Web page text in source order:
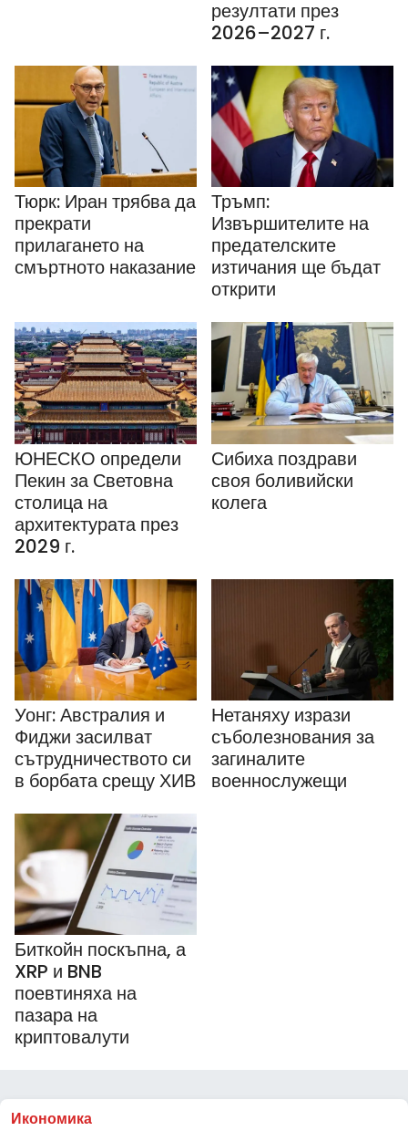
резултати през
2026–2027 г.
Тюрк: Иран трябва да
прекрати
прилагането на
смъртното наказание
Тръмп:
Извършителите на
предателските
изтичания ще бъдат
открити
ЮНЕСКО определи
Пекин за Световна
столица на
архитектурата през
2029 г.
Сибиха поздрави
своя боливийски
колега
Уонг: Австралия и
Фиджи засилват
сътрудничеството си
в борбата срещу ХИВ
Нетаняху изрази
съболезнования за
загиналите
военнослужещи
Биткойн поскъпна, а
XRP и BNB
поевтиняха на
пазара на
криптовалути
Икономика